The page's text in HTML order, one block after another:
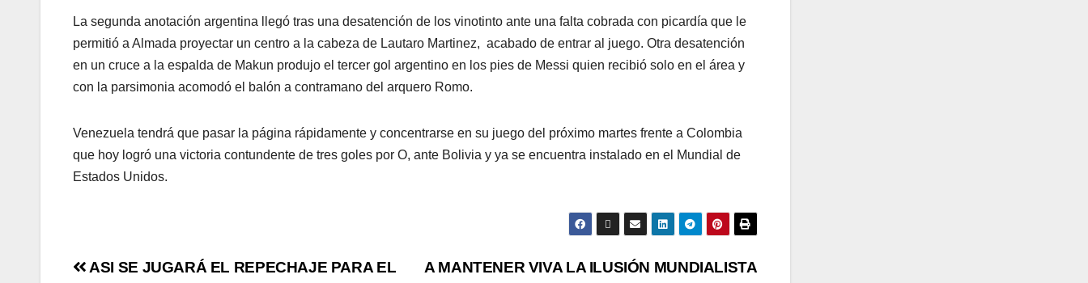
La segunda anotación argentina llegó tras una desatención de los vinotinto ante una falta cobrada con picardía que le
permitió a Almada proyectar un centro a la cabeza de Lautaro Martinez, acabado de entrar al juego. Otra desatención
en un cruce a la espalda de Makun produjo el tercer gol argentino en los pies de Messi quien recibió solo en el área y
con la parsimonia acomodó el balón a contramano del arquero Romo.
Venezuela tendrá que pasar la página rápidamente y concentrarse en su juego del próximo martes frente a Colombia
que hoy logró una victoria contundente de tres goles por O, ante Bolivia y ya se encuentra instalado en el Mundial de
Estados Unidos.
A MANTENER VIVA LA ILUSIÓN MUNDIALISTA
ASI SE JUGARÁ EL REPECHAJE PARA EL